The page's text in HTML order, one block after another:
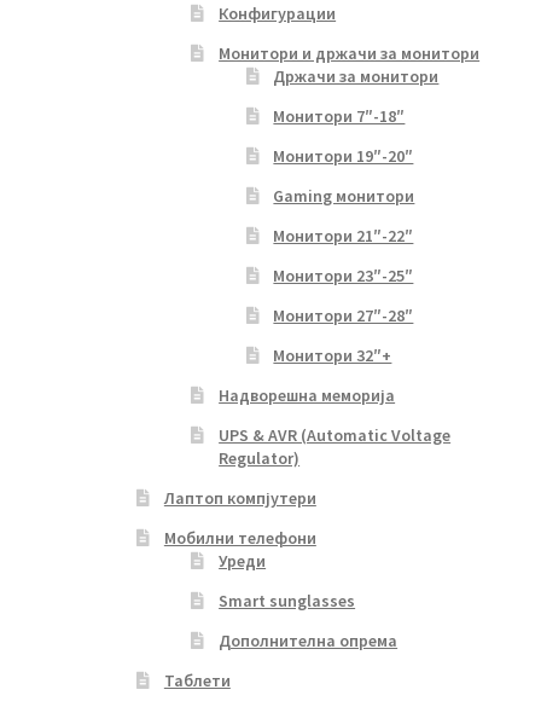
Конфигурации
Монитори и држачи за монитори
Држачи за монитори
Монитори 7″-18″
Монитори 19″-20″
Gaming монитори
Монитори 21″-22″
Монитори 23″-25″
Монитори 27″-28″
Монитори 32″+
Надворешна меморија
UPS & AVR (Automatic Voltage
Regulator)
Лаптоп компјутери
Мобилни телефони
Уреди
Smart sunglasses
Дополнителна опрема
Таблети